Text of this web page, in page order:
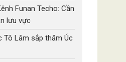
Funan Techo: Cần
lưu vực
Tô Lâm sắp thăm Úc